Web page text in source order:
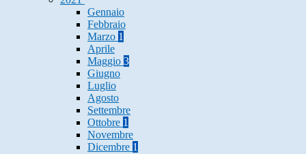
Gennaio
Febbraio
Marzo 1
Aprile
Maggio 3
Giugno
Luglio
Agosto
Settembre
Ottobre 1
Novembre
Dicembre 1